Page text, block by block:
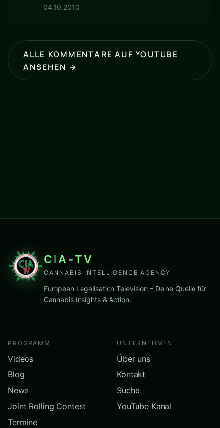
04.10.2010
ALLE KOMMENTARE AUF YOUTUBE
ANSEHEN →
CIA-TV
CANNABIS INTELLIGENCE AGENCY
European Legalisation Television – Deine Quelle für
Cannabis Insights & Action.
PROGRAMM
Videos
Blog
News
Joint Rolling Contest
Termine
UNTERNEHMEN
Über uns
Kontakt
Suche
YouTube Kanal